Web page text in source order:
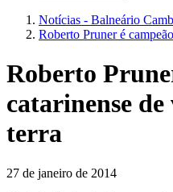
Notícias - Balneário
Roberto Pruner é
Roberto
catarinense
terra
27 de janeiro de 2014